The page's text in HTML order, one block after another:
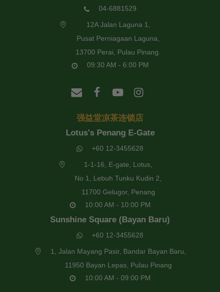
04-6881529
12A Jalan Laguna 1,
Pusat Perniagaan Laguna,
13700 Perai, Pulau Pinang.
09:30 AM - 6:00 PM
强益堂凉茶连锁店
Lotus's Penang E-Gate
+60 12-3455628
1-1-16, E-gate, Lotus,
No 1, Lebuh Tunku Kudin 2,
11700 Gelugor, Penang
10:00 AM - 10:00 PM
Sunshine Square (Bayan Baru)
+60 12-3455628
1, Jalan Mayang Pasir, Bandar Bayan Baru,
11950 Bayan Lepas, Pulau Pinang
10:00 AM - 09:00 PM